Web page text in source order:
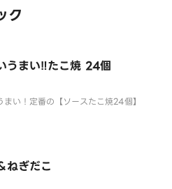
ク
うまい‼たこ焼 24個
まい！定番の【ソースたこ焼24個】
ねぎだこ